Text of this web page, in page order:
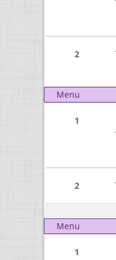
2
Menu
1
2
Menu
1